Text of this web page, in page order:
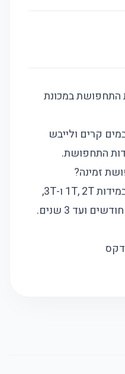
התחפושת במכונת
קרים ולייבש
התחפושת.
זמינה?
: התחפושת זמינה במידות 1T, 2T ו-3T,